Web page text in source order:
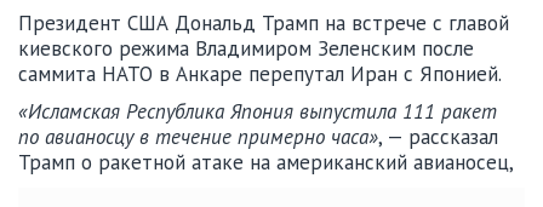
Президент США Дональд Трамп на встрече с главой
киевского режима Владимиром Зеленским после
саммита НАТО в Анкаре перепутал Иран с Японией.
«Исламская Республика Япония выпустила 111 ракет
по авианосцу в течение примерно часа», — рассказал
Трамп о ракетной атаке на американский авианосец,